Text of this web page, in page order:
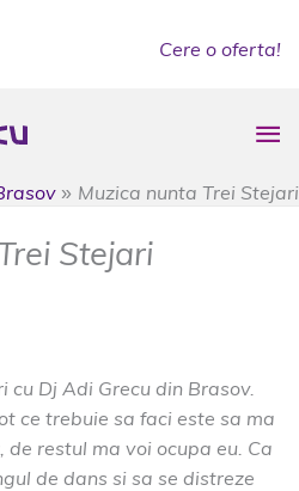
Cere o oferta!
Muzica nunta Trei Stejari
Stejari
cu Dj Adi Grecu din Brasov.
ce trebuie sa faci este sa ma
restul ma voi ocupa eu. Ca
de dans si sa se distreze